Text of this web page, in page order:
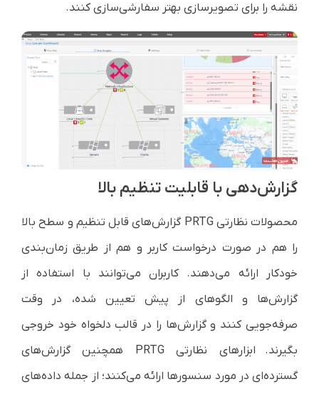
نقشه را برای تصویرسازی بهتر سفارشی‌سازی کنند.
گزارش‌دهی با قابلیت تنظیم بالا
محصولات نظارتی PRTG گزارش‌های قابل تنظیم و سطح بالا
را هم در صورت درخواست کاربر و هم از طریق زمان‌بندی
خودکار ارائه می‌دهند. کاربران می‌توانند با استفاده از
گزارش‌ها و الگوهای از پیش تعیین شده، در وقت
صرفه‌جویی کنند و گزارش‌ها را در قالب دلخواه خود خروجی
بگیرند. ابزارهای نظارتی PRTG همچنین گزارش‌های
گسترده‌ای در مورد سنسورها ارائه می‌کنند؛ از جمله داده‌های